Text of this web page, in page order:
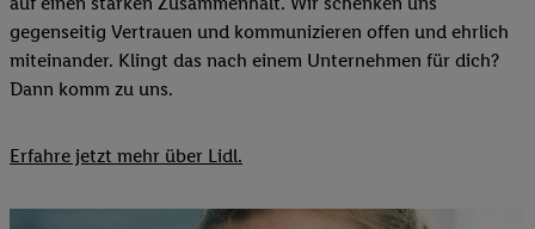
gegenseitig Vertrauen und kommunizieren offen und ehrlich
miteinander. Klingt das nach einem Unternehmen für dich?
Dann komm zu uns.​
Erfahre jetzt mehr über Lidl.